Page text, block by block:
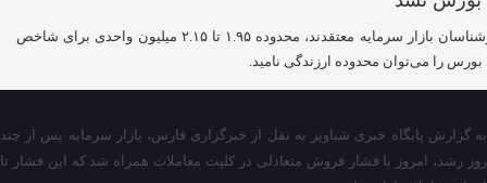
کارشناسان بازار سرمایه معتقدند، محدوده ۱.۹۵ تا ۲.۱۵ میلیون واحدی برای شاخص
را می‌توان محدوده ارزندگی نامید.
به گزارش پایگاه خبری شباویز به نقل از خبرگزاری فارس، بازار سرمایه پس از چند
روز رشد، امروز با فشار فروش متعادلی در کلیت معاملات همراه شد که این فشار تا